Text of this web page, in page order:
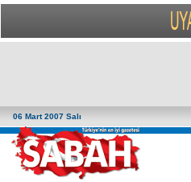
06 Mart 2007 Salı